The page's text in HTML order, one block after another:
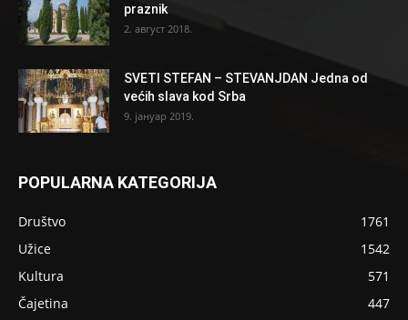
praznik
2. август 2018.
SVETI STEFAN – STEVANJDAN Jedna od
većih slava kod Srba
9. јануар 2019.
POPULARNA KATEGORIJA
Društvo
1761
Užice
1542
Kultura
571
Čajetina
447